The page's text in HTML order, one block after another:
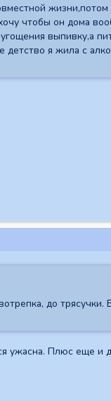
чтобы он дома
выпивку,а
я жила с
до
ужасна. Плюс еще и